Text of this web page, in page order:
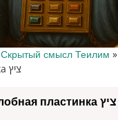
Скрытый смысл Теилим »
налобная пластинка ציץ
Теилим 18 и налобная пластинка ציץ